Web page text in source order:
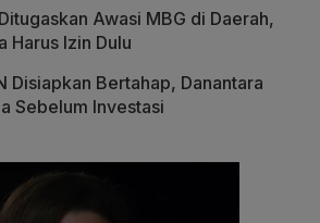
Awasi MBG di Daerah,
Harus Izin Dulu
Disiapkan Bertahap, Danantara
Sebelum Investasi